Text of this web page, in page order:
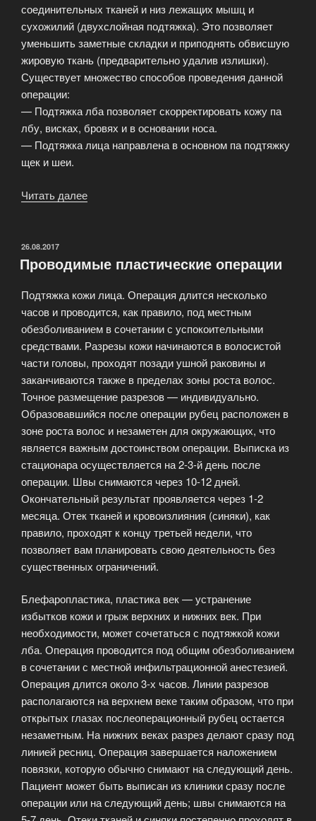
соединительных тканей и низ лежащих мышц и
сухожилий (двухслойная подтяжка). Это позволяет
уменьшить заметные складки и приподнять обвисшую
жировую ткань (предварительно удалив излишки).
Существует множество способов проведения данной
операции:
— Подтяжка лба позволяет скорректировать кожу па
лбу, висках, бровях и в основании носа.
— Подтяжка лица направлена в основном па подтяжку
щек и шеи.
Читать далее
ОПУБЛИКОВАНО
26.08.2017
Проводимые пластические операции
Подтяжка кожи лица. Операция длится несколько
часов и проводится, как правило, под местным
обезболиванием в сочетании с успокоительными
средствами. Разрезы кожи начинаются в волосистой
части головы, проходят позади ушной раковины и
заканчиваются также в пределах зоны роста волос.
Точное размещение разрезов — индивидуально.
Образовавшийся после операции рубец расположен в
зоне роста волос и незаметен для окружающих, что
является важным достоинством операции. Выписка из
стационара осуществляется на 2-3-й день после
операции. Швы снимаются через 10-12 дней.
Окончательный результат проявляется через 1-2
месяца. Отек тканей и кровоизлияния (синяки), как
правило, проходят к концу третьей недели, что
позволяет вам планировать свою деятельность без
существенных ограничений.
Блефаропластика, пластика век — устранение
избытков кожи и грыж верхних и нижних век. При
необходимости, может сочетаться с подтяжкой кожи
лба. Операция проводится под общим обезболиванием
в сочетании с местной инфильтрационной анестезией.
Операция длится около 3-х часов. Линии разрезов
располагаются на верхнем веке таким образом, что при
открытых глазах послеоперационный рубец остается
незаметным. На нижних веках разрез делают сразу под
линией ресниц. Операция завершается наложением
повязки, которую обычно снимают на следующий день.
Пациент может быть выписан из клиники сразу после
операции или на следующий день; швы снимаются на